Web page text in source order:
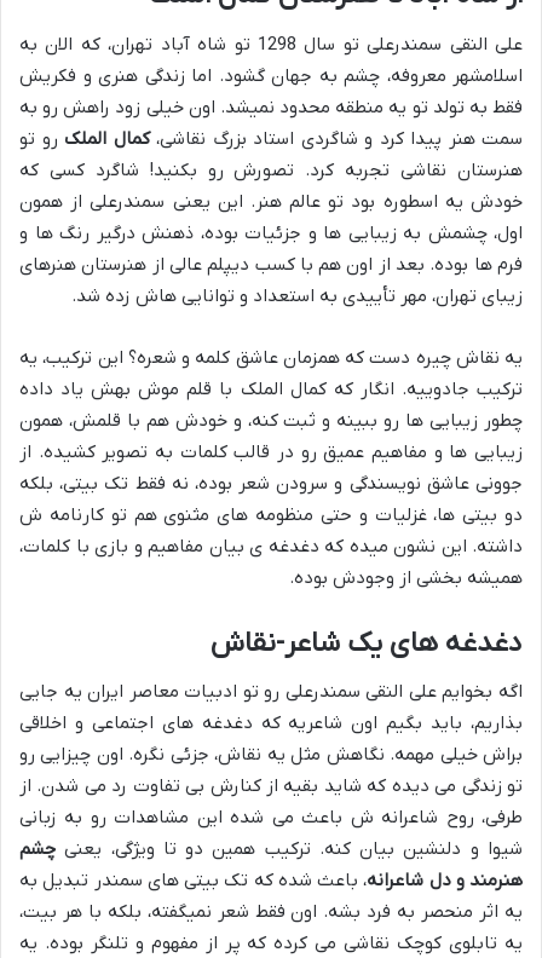
علی النقی سمندرعلی تو سال 1298 تو شاه آباد تهران، که الان به
اسلامشهر معروفه، چشم به جهان گشود. اما زندگی هنری و فکریش
فقط به تولد تو یه منطقه محدود نمیشد. اون خیلی زود راهش رو به
سمت هنر پیدا کرد و شاگردی استاد بزرگ نقاشی،کمال الملک رو تو
هنرستان نقاشی تجربه کرد. تصورش رو بکنید! شاگرد کسی که
خودش یه اسطوره بود تو عالم هنر. این یعنی سمندرعلی از همون
اول، چشمش به زیبایی ها و جزئیات بوده، ذهنش درگیر رنگ ها و
فرم ها بوده. بعد از اون هم با کسب دیپلم عالی از هنرستان هنرهای
زیبای تهران، مهر تأییدی به استعداد و توانایی هاش زده شد.
یه نقاش چیره دست که همزمان عاشق کلمه و شعره؟ این ترکیب، یه
ترکیب جادوییه. انگار که کمال الملک با قلم موش بهش یاد داده
چطور زیبایی ها رو ببینه و ثبت کنه، و خودش هم با قلمش، همون
زیبایی ها و مفاهیم عمیق رو در قالب کلمات به تصویر کشیده. از
جوونی عاشق نویسندگی و سرودن شعر بوده، نه فقط تک بیتی، بلکه
دو بیتی ها، غزلیات و حتی منظومه های مثنوی هم تو کارنامه ش
داشته. این نشون میده که دغدغه ی بیان مفاهیم و بازی با کلمات،
همیشه بخشی از وجودش بوده.
دغدغه های یک شاعر-نقاش
اگه بخوایم علی النقی سمندرعلی رو تو ادبیات معاصر ایران یه جایی
بذاریم، باید بگیم اون شاعریه که دغدغه های اجتماعی و اخلاقی
براش خیلی مهمه. نگاهش مثل یه نقاش، جزئی نگره. اون چیزایی رو
تو زندگی می دیده که شاید بقیه از کنارش بی تفاوت رد می شدن. از
طرفی، روح شاعرانه ش باعث می شده این مشاهدات رو به زبانی
شیوا و دلنشین بیان کنه. ترکیب همین دو تا ویژگی، یعنی چشم
هنرمند و دل شاعرانه، باعث شده که تک بیتی های سمندر تبدیل به
یه اثر منحصر به فرد بشه. اون فقط شعر نمیگفته، بلکه با هر بیت،
یه تابلوی کوچک نقاشی می کرده که پر از مفهوم و تلنگر بوده. یه